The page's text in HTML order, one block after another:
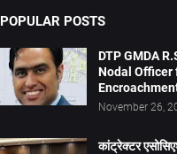
POPULAR POSTS
DTP GMDA
Nodal Officer
November 26,
कांट्रेक्टर